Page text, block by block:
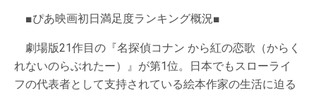
■ぴあ映画初日満足度ランキング概況■
劇場版21作目の『名探偵コナン から紅の恋歌（からく
れないのらぶれたー）』が第1位。日本でもスローライ
フの代表者として支持されている絵本作家の生活に迫る